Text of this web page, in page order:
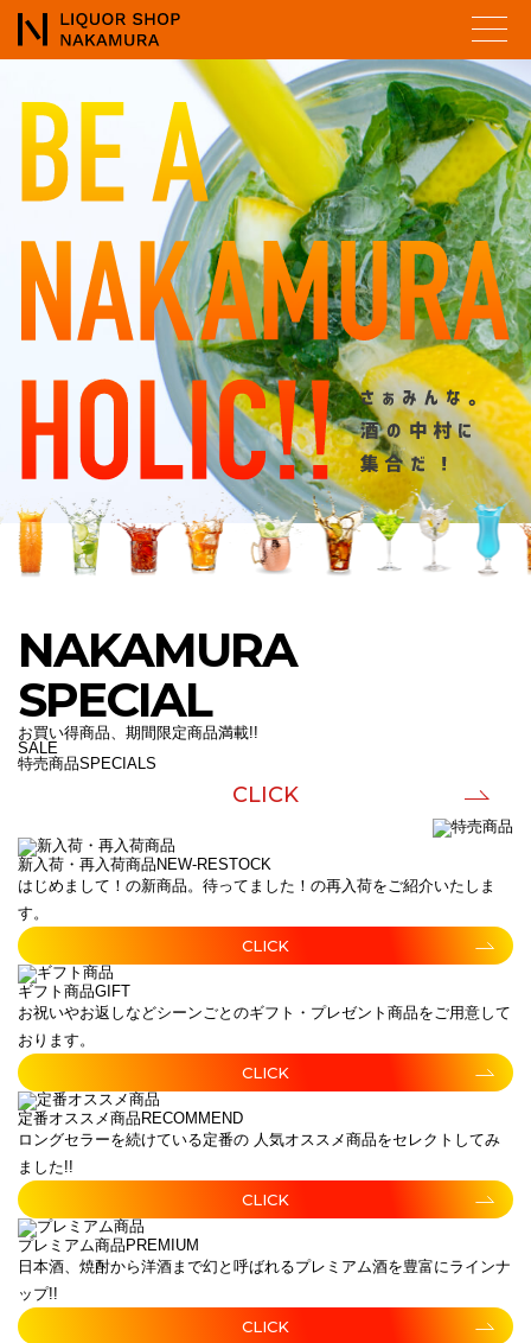
NAKAMURA
SPECIAL
お買い得商品、期間限定商品満載!!
SALE
特売商品SPECIALS
CLICK
新入荷・再入荷商品 NEW-RESTOCK
はじめまして！の新商品。待ってました！の再入荷をご紹介いたしま
す。
CLICK
ギフト商品GIFT
お祝いやお返しなどシーンごとのギフト・プレゼント商品をご用意して
おります。
CLICK
定番オススメ商品 RECOMMEND
ロングセラーを続けている定番の 人気オススメ商品をセレクトしてみ
ました!!
CLICK
プレミアム商品 PREMIUM
日本酒、焼酎から洋酒まで幻と呼ばれるプレミアム酒を豊富にラインナ
ップ!!
CLICK